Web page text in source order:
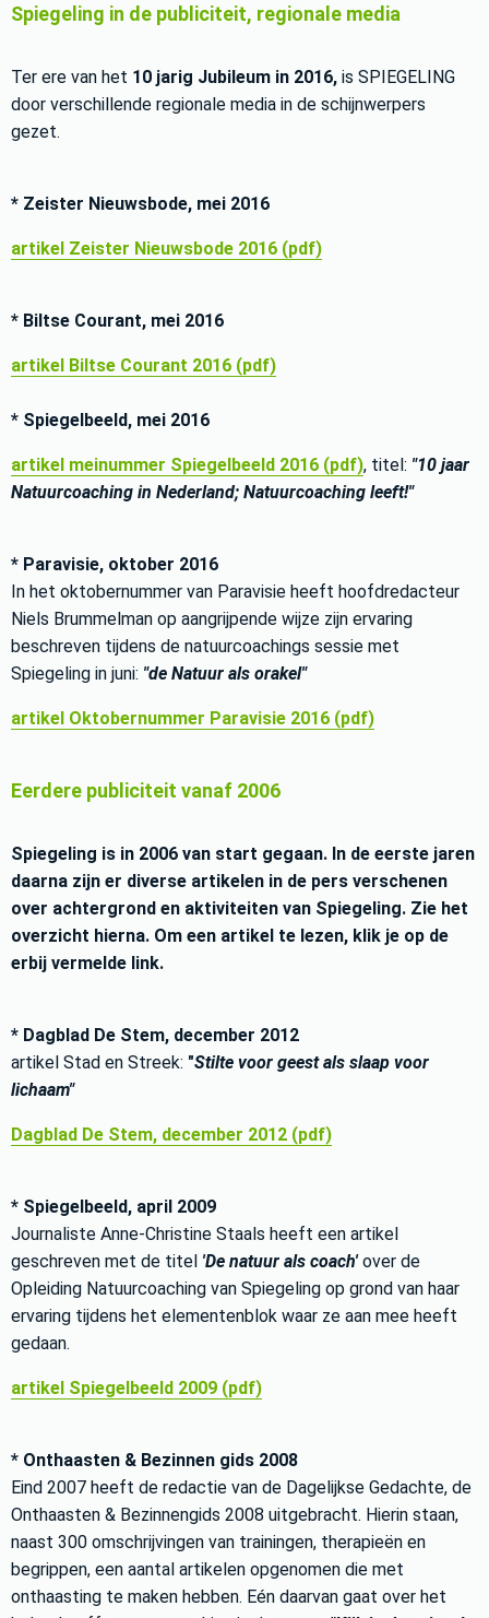
Spiegeling in de publiciteit, regionale media
Ter ere van het 10 jarig Jubileum in 2016, is SPIEGELING
door verschillende regionale media in de schijnwerpers
gezet.
* Zeister Nieuwsbode, mei 2016
artikel Zeister Nieuwsbode 2016 (pdf)
* Biltse Courant, mei 2016
artikel Biltse Courant 2016 (pdf)
* Spiegelbeeld, mei 2016
artikel meinummer Spiegelbeeld 2016 (pdf), titel: "10 jaar
Natuurcoaching in Nederland; Natuurcoaching leeft!"
* Paravisie, oktober 2016
In het oktobernummer van Paravisie heeft hoofdredacteur
Niels Brummelman op aangrijpende wijze zijn ervaring
beschreven tijdens de natuurcoachings sessie met
Spiegeling in juni: "de Natuur als orakel"
artikel Oktobernummer Paravisie 2016 (pdf)
Eerdere publiciteit vanaf 2006
Spiegeling is in 2006 van start gegaan. In de eerste jaren
daarna zijn er diverse artikelen in de pers verschenen
over achtergrond en aktiviteiten van Spiegeling. Zie het
overzicht hierna. Om een artikel te lezen, klik je op de
erbij vermelde link.
* Dagblad De Stem, december 2012
artikel Stad en Streek: "Stilte voor geest als slaap voor
lichaam"
Dagblad De Stem, december 2012 (pdf)
* Spiegelbeeld, april 2009
Journaliste Anne-Christine Staals heeft een artikel
geschreven met de titel 'De natuur als coach'over de
Opleiding Natuurcoaching van Spiegeling op grond van haar
ervaring tijdens het elementenblok waar ze aan mee heeft
gedaan.
artikel Spiegelbeeld 2009 (pdf)
* Onthaasten & Bezinnen gids 2008
Eind 2007 heeft de redactie van de Dagelijkse Gedachte, de
Onthaasten & Bezinnengids 2008 uitgebracht. Hierin staan,
naast 300 omschrijvingen van trainingen, therapieën en
begrippen, een aantal artikelen opgenomen die met
onthaasting te maken hebben. Eén daarvan gaat over het